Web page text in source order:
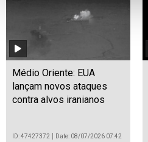
Médio Oriente: EUA
lançam novos ataques
contra alvos iranianos
ID: 47427372 Date: 08/07/2026 07:42